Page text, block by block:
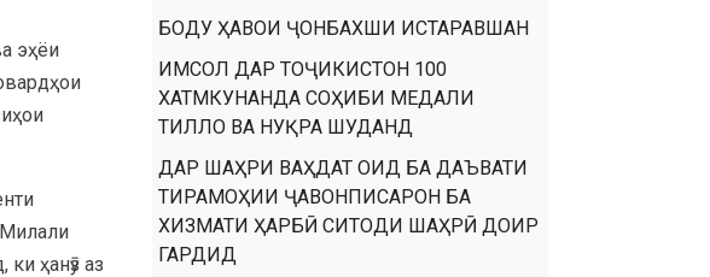
эҳёи
ҳанӯз аз
БОДУ ҲАВОИ ҶОНБАХШИ ИСТАРАВШАН
ИМСОЛ ДАР ТОҶИКИСТОН 100
ХАТМКУНАНДА СОҲИБИ МЕДАЛИ
ТИЛЛО ВА НУҚРА ШУДАНД
ДАР ШАҲРИ ВАҲДАТ ОИД БА ДАЪВАТИ
ТИРАМОҲИИ ҶАВОНПИСАРОН БА
ХИЗМАТИ ҲАРБӢ СИТОДИ ШАҲРӢ ДОИР
ГАРДИД